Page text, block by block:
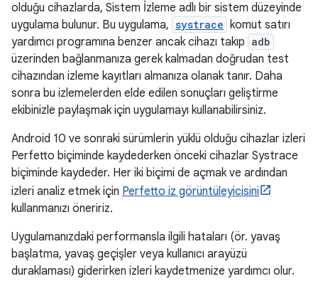
olduğu cihazlarda, Sistem İzleme adlı bir sistem düzeyinde
uygulama bulunur. Bu uygulama, systrace komut satırı
yardımcı programına benzer ancak cihazı takıp adb
üzerinden bağlanmanıza gerek kalmadan doğrudan test
cihazından izleme kayıtları almanıza olanak tanır. Daha
sonra bu izlemelerden elde edilen sonuçları geliştirme
ekibinizle paylaşmak için uygulamayı kullanabilirsiniz.
Android 10 ve sonraki sürümlerin yüklü olduğu cihazlar izleri
Perfetto biçiminde kaydederken önceki cihazlar Systrace
biçiminde kaydeder. Her iki biçimi de açmak ve ardından
izleri analiz etmek için Perfetto iz görüntüleyicisini
kullanmanızı öneririz.
Uygulamanızdaki performansla ilgili hataları (ör. yavaş
başlatma, yavaş geçişler veya kullanıcı arayüzü
duraklaması) giderirken izleri kaydetmenize yardımcı olur.